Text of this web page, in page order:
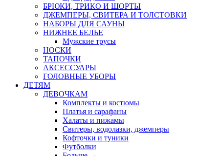
БРЮКИ, ТРИКО И ШОРТЫ
ДЖЕМПЕРЫ, СВИТЕРА И ТОЛСТОВКИ
НАБОРЫ ДЛЯ САУНЫ
НИЖНЕЕ БЕЛЬЕ
Мужские трусы
НОСКИ
ТАПОЧКИ
АКСЕССУАРЫ
ГОЛОВНЫЕ УБОРЫ
ДЕТЯМ
ДЕВОЧКАМ
Комплекты и костюмы
Платья и сарафаны
Халаты и пижамы
Свитеры, водолазки, джемперы
Кофточки и туники
Футболки